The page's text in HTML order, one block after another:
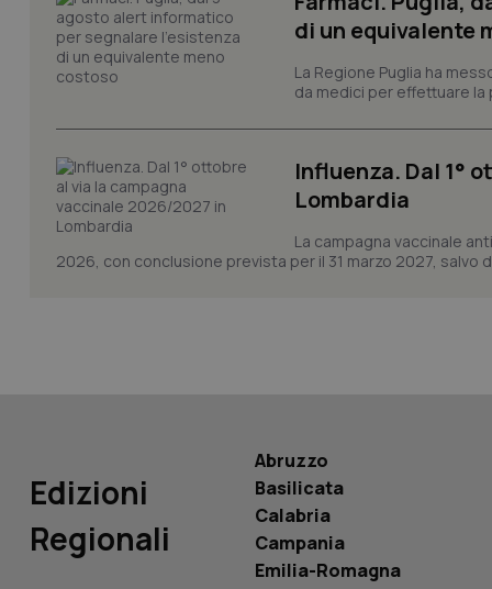
di un equivalente
La Regione Puglia ha
da medici per effettuare la
Influenza. Dal 1°
Lombardia
La campagna vaccinale
2026, con conclusione prevista per il 31 marzo 2027, salvo
Edizioni
Regionali
Abruzzo
Basilicata
Calabria
Campania
Emilia-Romagna
CookieScriptConsent
tracking-enable
session-id
_ga_KM60CM4NPH